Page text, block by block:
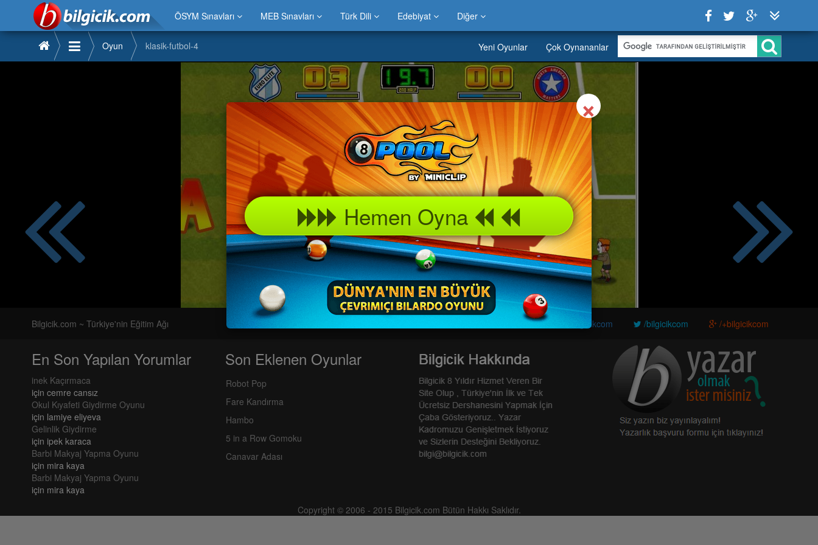
ÖSYM Sınavları MEB Sınavları Türk Dili Edebiyat Diğer
Oyun klasik-futbol-4 Yeni Oyunlar Çok Oynananlar
Bilgicik.com ~ Türkiye'nin Eğitim Ağı /bilgicikcom /bilgicikcom /+bilgicikcom
En Son Yapılan Yorumlar
inek Kaçırmaca
için cemre cansız
Okul Kıyafeti Giydirme Oyunu
için lamiye eliyeva
Gelinlik Giydirme
için ipek karaca
Barbi Makyaj Yapma Oyunu
için mira kaya
Barbi Makyaj Yapma Oyunu
için mira kaya
Son Eklenen Oyunlar
Robot Pop
Fare Kandırma
Hambo
5 in a Row Gomoku
Canavar Adası
Copyright © 2006 - 2015 Bilgicik.com Bütün Hakkı Saklıdır.
×Close
Hemen Oyna